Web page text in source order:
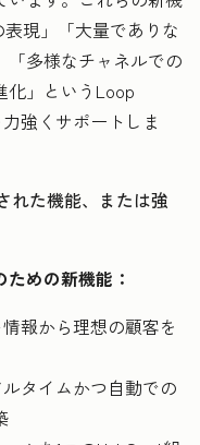
現」「大量でありな
多様なチャネルでの
化」というLoop
強くサポートしま
れた機能、または強
めの新機能：
報から理想の顧客を
タイムかつ自動での